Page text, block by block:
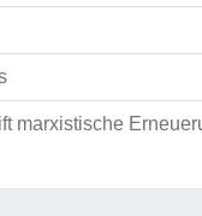
marxistische